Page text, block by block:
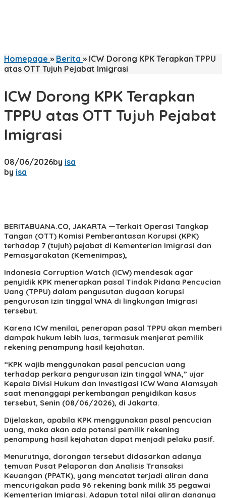
Homepage » Berita » ICW Dorong KPK Terapkan TPPU
atas OTT Tujuh Pejabat Imigrasi
ICW Dorong KPK Terapkan
TPPU atas OTT Tujuh Pejabat
Imigrasi
08/06/2026by isa
by isa
BERITABUANA.CO, JAKARTA —Terkait Operasi Tangkap
Tangan (OTT) Komisi Pemberantasan Korupsi (KPK)
terhadap 7 (tujuh) pejabat di Kementerian Imigrasi dan
Pemasyarakatan (Kemenimpas),
Indonesia Corruption Watch (ICW) mendesak agar
penyidik KPK menerapkan pasal Tindak Pidana Pencucian
Uang (TPPU) dalam pengusutan dugaan korupsi
pengurusan izin tinggal WNA di lingkungan Imigrasi
tersebut.
Karena ICW menilai, penerapan pasal TPPU akan memberi
dampak hukum lebih luas, termasuk menjerat pemilik
rekening penampung hasil kejahatan.
“KPK wajib menggunakan pasal pencucian uang
terhadap perkara pengurusan izin tinggal WNA,” ujar
Kepala Divisi Hukum dan Investigasi ICW Wana Alamsyah
saat menanggapi perkembangan penyidikan kasus
tersebut, Senin (08/06/2026), di Jakarta.
Dijelaskan, apabila KPK menggunakan pasal pencucian
uang, maka akan ada potensi pemilik rekening
penampung hasil kejahatan dapat menjadi pelaku pasif.
Menurutnya, dorongan tersebut didasarkan adanya
temuan Pusat Pelaporan dan Analisis Transaksi
Keuangan (PPATK), yang mencatat terjadi aliran dana
mencurigakan pada 96 rekening bank milik 35 pegawai
Kementerian Imigrasi. Adapun total nilai aliran dananya